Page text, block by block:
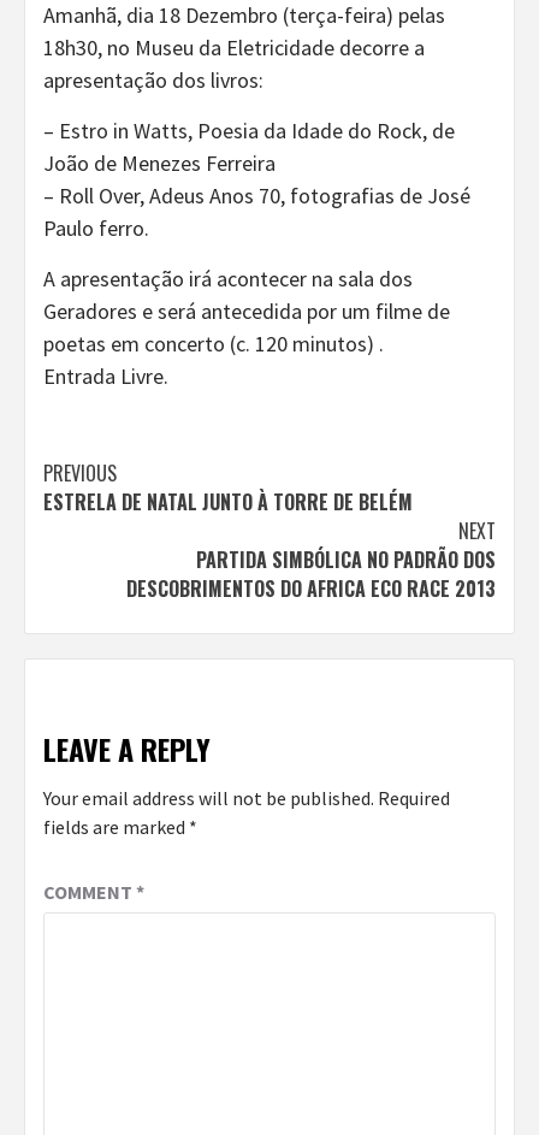
Amanhã, dia 18 Dezembro (terça-feira) pelas
18h30, no Museu da Eletricidade decorre a
apresentação dos livros:
– Estro in Watts, Poesia da Idade do Rock, de
João de Menezes Ferreira
– Roll Over, Adeus Anos 70, fotografias de José
Paulo ferro.
A apresentação irá acontecer na sala dos
Geradores e será antecedida por um filme de
poetas em concerto (c. 120 minutos) .
Entrada Livre.
Continue
Reading
PREVIOUS
ESTRELA DE NATAL JUNTO À TORRE DE BELÉM
NEXT
PARTIDA SIMBÓLICA NO PADRÃO DOS
DESCOBRIMENTOS DO AFRICA ECO RACE 2013
LEAVE A REPLY
Your email address will not be published. Required
fields are marked *
COMMENT *